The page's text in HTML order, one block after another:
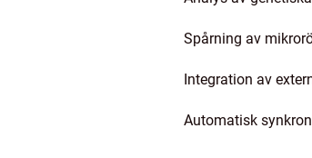
Spårning av
Integration av
Automatisk